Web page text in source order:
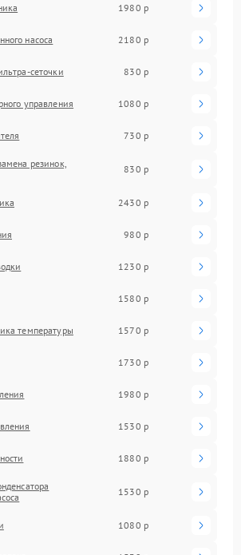
1980 р
насоса 2180 р
сеточки 830 р
управления 1080 р
730 р
резинок,
830 р
2430 р
980 р
1230 р
1580 р
температуры 1570 р
1730 р
1980 р
1530 р
1880 р
1530 р
1080 р